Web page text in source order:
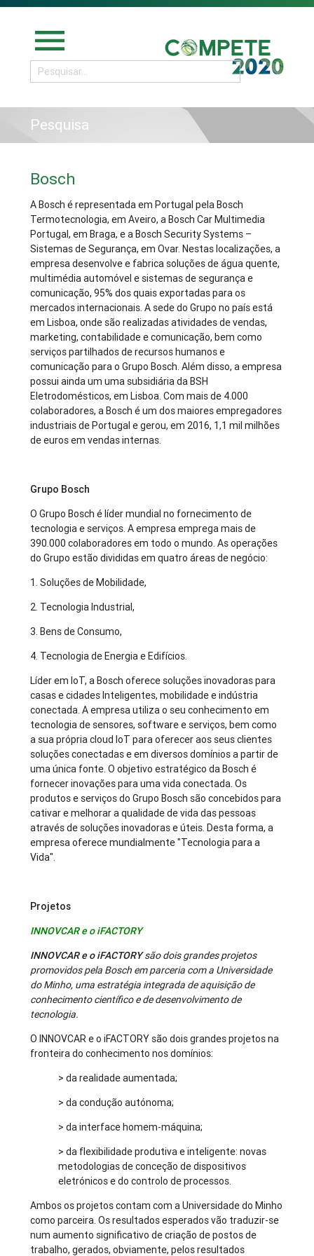
menu
Pesquisa
Bosch
A Bosch é representada em Portugal pela Bosch
Termotecnologia, em Aveiro, a Bosch Car Multimedia
Portugal, em Braga, e a Bosch Security Systems –
Sistemas de Segurança, em Ovar. Nestas localizações, a
empresa desenvolve e fabrica soluções de água quente,
multimédia automóvel e sistemas de segurança e
comunicação, 95% dos quais exportadas para os
mercados internacionais. A sede do Grupo no país está
em Lisboa, onde são realizadas atividades de vendas,
marketing, contabilidade e comunicação, bem como
serviços partilhados de recursos humanos e
comunicação para o Grupo Bosch. Além disso, a empresa
possui ainda um uma subsidiária da BSH
Eletrodomésticos, em Lisboa. Com mais de 4.000
colaboradores, a Bosch é um dos maiores empregadores
industriais de Portugal e gerou, em 2016, 1,1 mil milhões
de euros em vendas internas.
Grupo Bosch
O Grupo Bosch é líder mundial no fornecimento de
tecnologia e serviços. A empresa emprega mais de
390.000 colaboradores em todo o mundo. As operações
do Grupo estão divididas em quatro áreas de negócio:
1. Soluções de Mobilidade,
2. Tecnologia Industrial,
3. Bens de Consumo,
4. Tecnologia de Energia e Edifícios.
Líder em IoT, a Bosch oferece soluções inovadoras para
casas e cidades Inteligentes, mobilidade e indústria
conectada. A empresa utiliza o seu conhecimento em
tecnologia de sensores, software e serviços, bem como
a sua própria cloud IoT para oferecer aos seus clientes
soluções conectadas e em diversos domínios a partir de
uma única fonte. O objetivo estratégico da Bosch é
fornecer inovações para uma vida conectada. Os
produtos e serviços do Grupo Bosch são concebidos para
cativar e melhorar a qualidade de vida das pessoas
através de soluções inovadoras e úteis. Desta forma, a
empresa oferece mundialmente "Tecnologia para a
Vida".
Projetos
INNOVCAR e o iFACTORY
INNOVCAR e o iFACTORYsão dois grandes projetos
promovidos pela Bosch em parceria com a Universidade
do Minho, uma estratégia integrada de aquisição de
conhecimento científico e de desenvolvimento de
tecnologia.
O INNOVCAR e o iFACTORY são dois grandes projetos na
fronteira do conhecimento nos domínios:
> da realidade aumentada;
> da condução autónoma;
> da interface homem-máquina;
> da flexibilidade produtiva e inteligente: novas
metodologias de conceção de dispositivos
eletrónicos e do controlo de processos.
Ambos os projetos contam com a Universidade do Minho
como parceira. Os resultados esperados vão traduzir-se
num aumento significativo de criação de postos de
trabalho, gerados, obviamente, pelos resultados